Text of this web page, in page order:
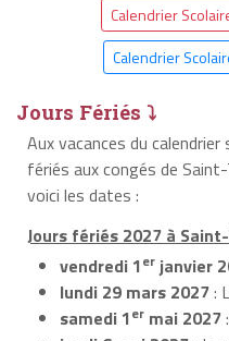
Calendrier
Calendrier
Jours Fériés ⤵
Aux vacances du
fériés aux congés de
voici les dates :
Jours fériés 2027 à
vendredi 1er janvier
lundi 29 mars 2027:
samedi 1er mai 2027